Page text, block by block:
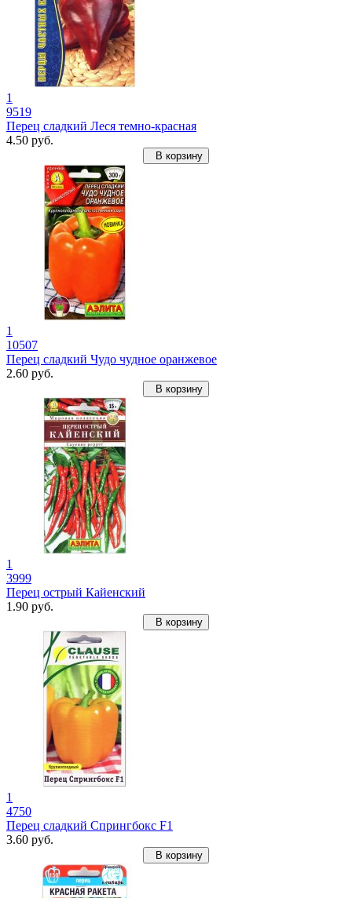
1
9519
Перец сладкий Леся темно-красная
4.50 руб.
В корзину
1
10507
Перец сладкий Чудо чудное оранжевое
2.60 руб.
В корзину
1
3999
Перец острый Кайенский
1.90 руб.
В корзину
1
4750
Перец сладкий Спрингбокс F1
3.60 руб.
В корзину